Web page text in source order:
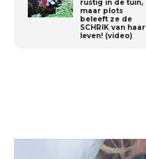
rustig in de tuin,
maar plots
beleeft ze de
SCHRIK van haar
leven! (video)